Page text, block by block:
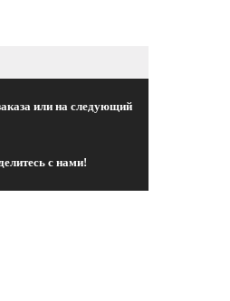
или на следующий
с нами!